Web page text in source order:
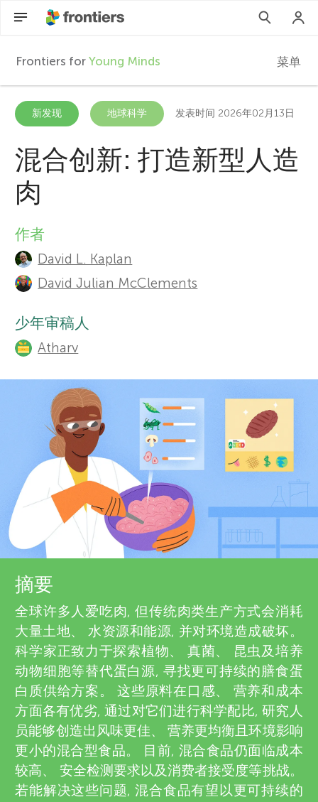
F
r
o
n
t
i
e
r
o
r
Y
o
u
n
g
M
Frontiers for Young Minds 菜单
ZH
文章
参与进来
关于我们
新发现 地球科学 发表时间 2026年02月13日
混合创新: 打造新型人造
肉
A
u
h
o
n
d
r
e
v
i
e
w
e
r
s
作者
David L. Kaplan
David Julian McClements
少年审稿人
Atharv
摘要
全球许多人爱吃肉, 但传统肉类生产方式会消耗
大量土地、 水资源和能源, 并对环境造成破坏。
科学家正致力于探索植物、 真菌、 昆虫及培养
动物细胞等替代蛋白源, 寻找更可持续的膳食蛋
白质供给方案。 这些原料在口感、 营养和成本
方面各有优劣, 通过对它们进行科学配比, 研究人
员能够创造出风味更佳、 营养更均衡且环境影响
更小的混合型食品。 目前, 混合食品仍面临成本
较高、 安全检测要求以及消费者接受度等挑战。
若能解决这些问题, 混合食品有望以更可持续的